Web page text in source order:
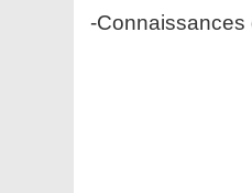
-Connaissances